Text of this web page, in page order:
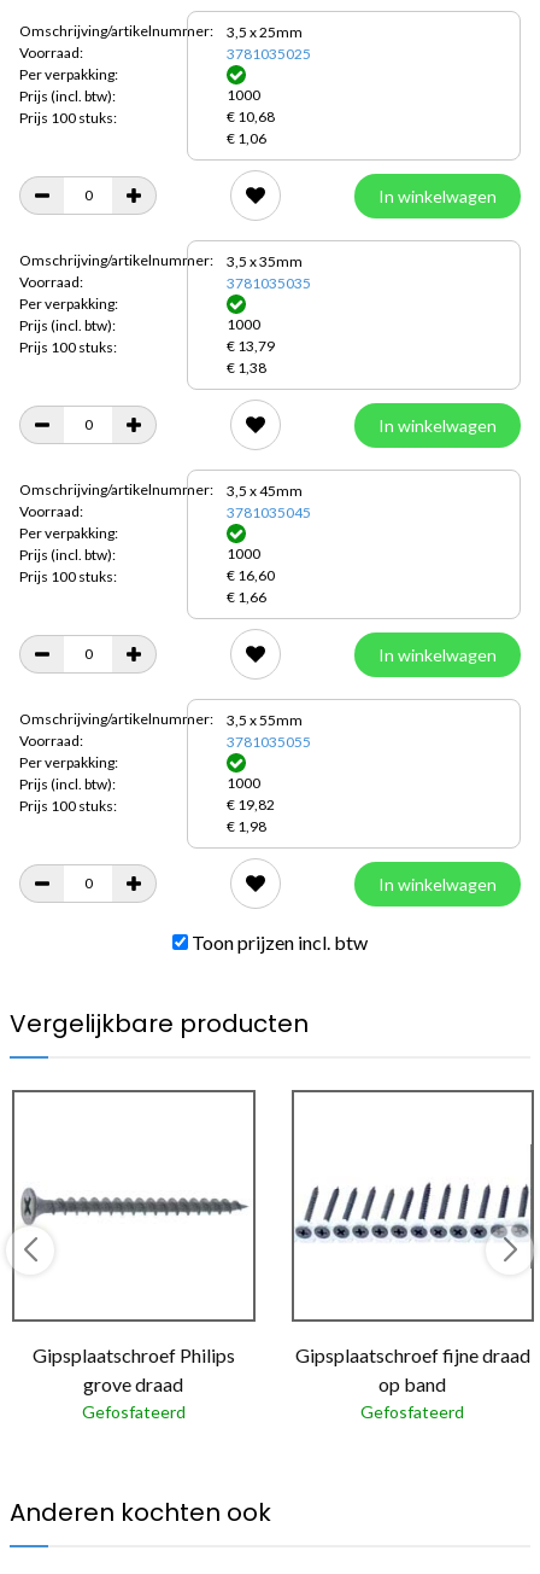
Omschrijving/artikelnummer:
Voorraad:
Per verpakking:
Prijs (incl. btw):
Prijs 100 stuks:
3,5 x 25mm
3781035025
1000
€ 10,68
€ 1,06
In winkelwagen
Omschrijving/artikelnummer:
Voorraad:
Per verpakking:
Prijs (incl. btw):
Prijs 100 stuks:
3,5 x 35mm
3781035035
1000
€ 13,79
€ 1,38
In winkelwagen
Omschrijving/artikelnummer:
Voorraad:
Per verpakking:
Prijs (incl. btw):
Prijs 100 stuks:
3,5 x 45mm
3781035045
1000
€ 16,60
€ 1,66
In winkelwagen
Omschrijving/artikelnummer:
Voorraad:
Per verpakking:
Prijs (incl. btw):
Prijs 100 stuks:
3,5 x 55mm
3781035055
1000
€ 19,82
€ 1,98
In winkelwagen
Toon prijzen incl. btw
Vergelijkbare producten
Gipsplaatschroef Philips
grove draad
Gefosfateerd
Gipsplaatschroef fijne draad
op band
Gefosfateerd
Anderen kochten ook